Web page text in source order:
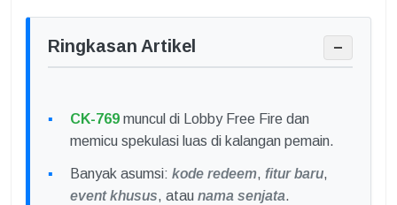
Ringkasan Artikel −
CK-769 muncul di Lobby Free Fire dan
memicu spekulasi luas di kalangan pemain.
Banyak asumsi: kode redeem, fitur baru,
event khusus, atau nama senjata.